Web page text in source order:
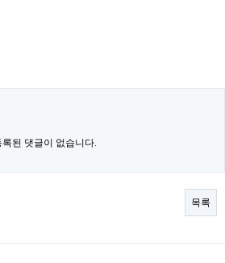
록된 댓글이 없습니다.
목록